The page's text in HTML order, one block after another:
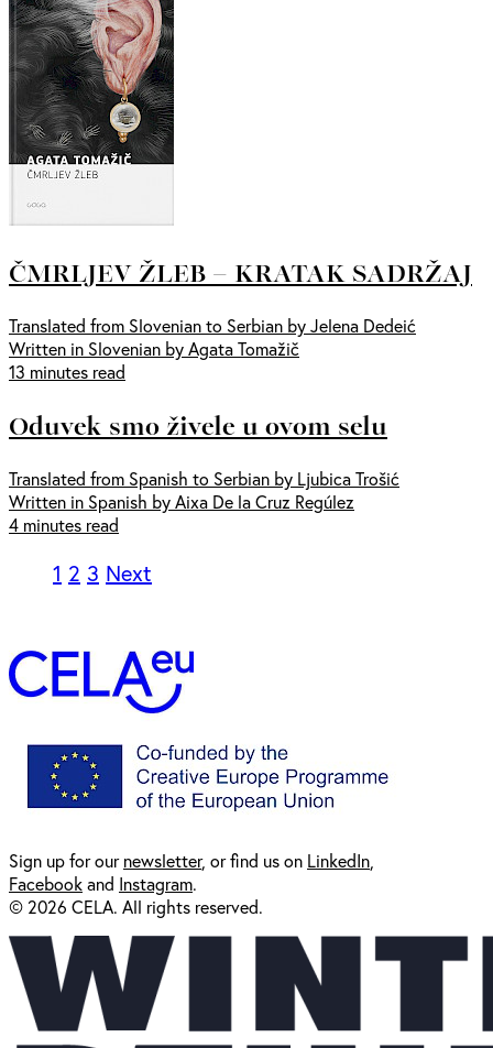
ČMRLJEV ŽLEB – KRATAK SADRŽAJ
Translated from Slovenian to Serbian by Jelena Dedeić
Written in Slovenian by Agata Tomažič
13 minutes read
Oduvek smo živele u ovom selu
Translated from Spanish to Serbian by Ljubica Trošić
Written in Spanish by Aixa De la Cruz Regúlez
4 minutes read
1 2 3 Next
Sign up for ournewsletter, or find us on LinkedIn
Facebookand Instagram.
© 2026 CELA. All rights reserved.